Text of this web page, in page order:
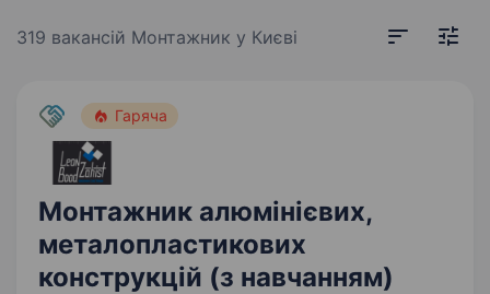
319 вакансій Монтажник у Києві
Гаряча
Монтажник алюмінієвих,
металопластикових
конструкцій (з навчанням)